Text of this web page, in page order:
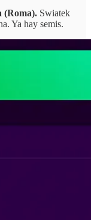
(Roma). Swiatek
Ya hay semis.